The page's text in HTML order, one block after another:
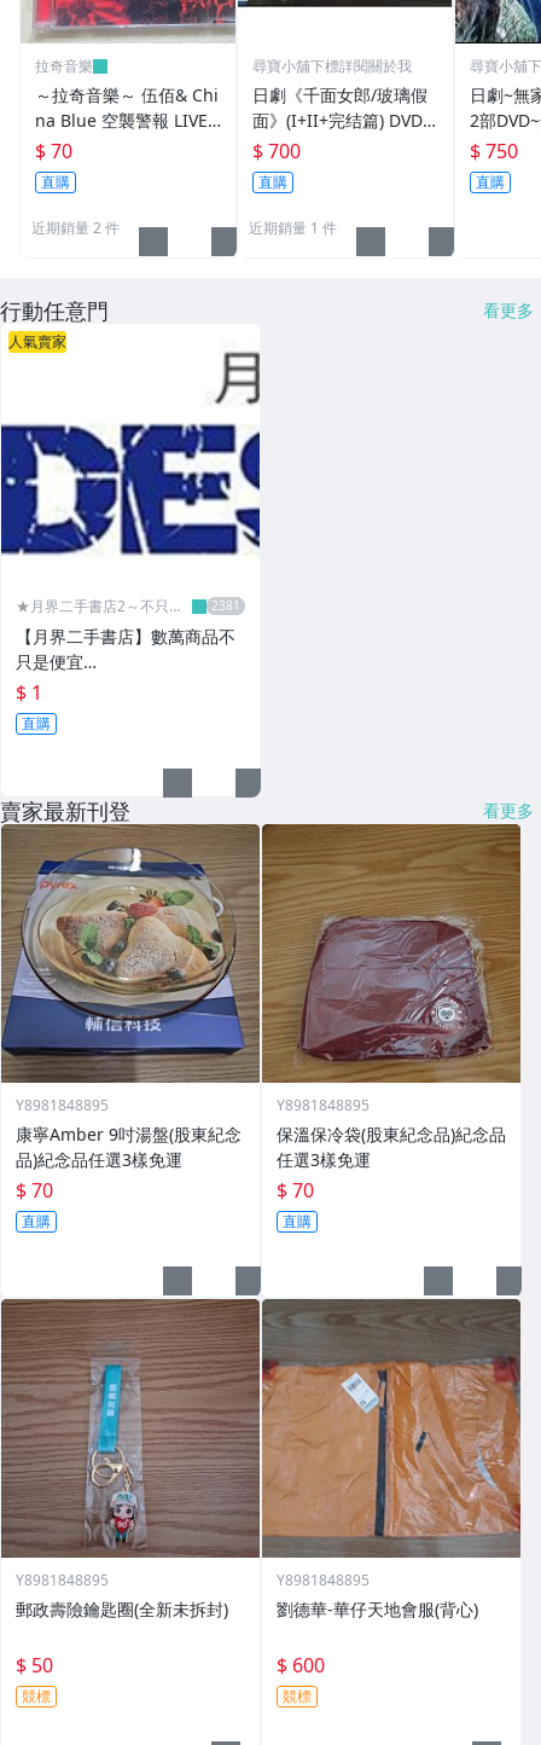
拉奇音樂
～拉奇音樂～ 伍佰& Chi
na Blue 空襲警報 LIVE
VCD 限定版 2 VCD 原聲
原影 全新未拆封。透明
包裝膜有破損。
$ 70
直購
近期銷量 2 件
尋寶小舖下標詳閱關於我
日劇《千面女郎/玻璃假
面》(I+II+完结篇) DVD ~
安達祐實.松本惠
$ 700
直購
近期銷量 1 件
尋寶小舖
日劇~無
2部
好子.堂
演~
$ 750
直購
行動任意門 看更多
人氣賣家
★月界二手書店2～不只是
【月界二手書店】數萬商品不
只是便宜…
$ 1
直購
賣家最新刊登 看更多
Y8981848895
康寧Amber 9吋湯盤(股東紀念
品)紀念品任選3樣免運
$ 70
直購
Y8981848895
保溫保冷袋(股東紀念品)紀念品
任選3樣免運
$ 70
直購
Y8981848895
郵政壽險鑰匙圈(全新未拆封)
$ 50
競標
Y8981848895
劉德華-華仔天地會服(背心)
$ 600
競標